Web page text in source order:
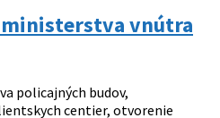
vnútra
policajných budov,
centier, otvorenie